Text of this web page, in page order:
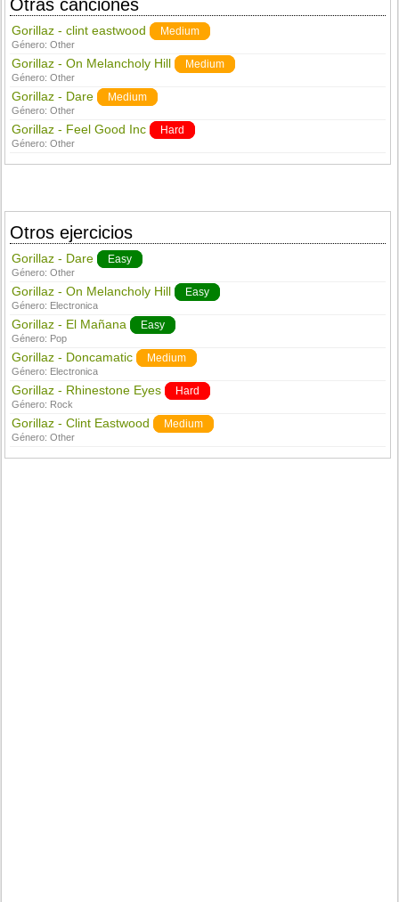
Otras canciones
Gorillaz - clint eastwood Medium
Género:Other
Gorillaz - On Melancholy Hill Medium
Género:Other
Gorillaz - Dare Medium
Género:Other
Gorillaz - Feel Good Inc Hard
Género:Other
Otros ejercicios
Gorillaz - Dare Easy
Género:Other
Gorillaz - On Melancholy Hill Easy
Género: Electronica
Gorillaz - El Mañana Easy
Género: Pop
Gorillaz - Doncamatic Medium
Género: Electronica
Gorillaz - Rhinestone Eyes Hard
Género: Rock
Gorillaz - Clint Eastwood Medium
Género:Other